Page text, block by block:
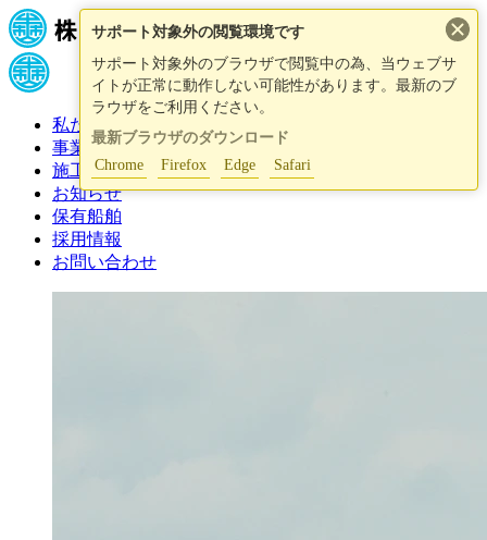
サポート対象外の閲覧環境です
サポート対象外のブラウザで閲覧中の為、当ウェブサ
イトが正常に動作しない可能性があります。最新のブ
ラウザをご利用ください。
最新ブラウザのダウンロード
Chrome
Firefox Edge Safari
私たちについて
事業紹介
施工事例
お知らせ
保有船舶
採用情報
お問い合わせ